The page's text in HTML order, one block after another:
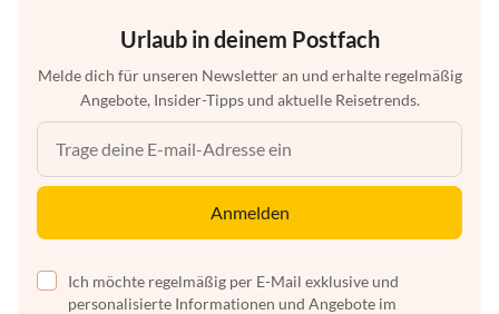
Urlaub in deinem Postfach
Melde dich für unseren Newsletter an und erhalte regelmäßig
Angebote, Insider-Tipps und aktuelle Reisetrends.
Anmelden
Ich möchte regelmäßig per E-Mail exklusive und
personalisierte Informationen und Angebote im